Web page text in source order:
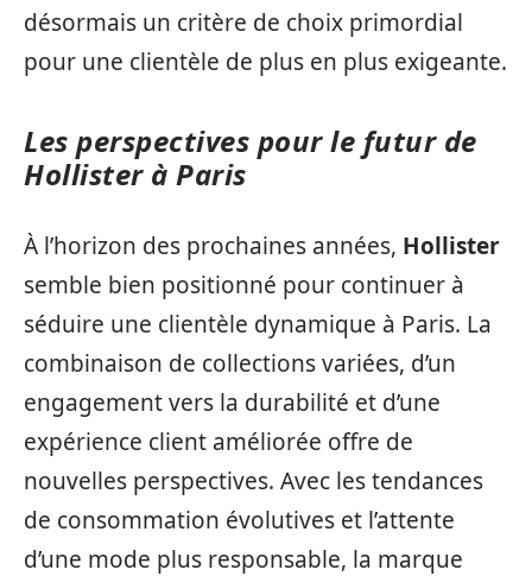
désormais un critère de choix primordial
pour une clientèle de plus en plus exigeante.
Les perspectives pour le futur de
Hollister à Paris
À l’horizon des prochaines années, Hollister
semble bien positionné pour continuer à
séduire une clientèle dynamique à Paris. La
combinaison de collections variées, d’un
engagement vers la durabilité et d’une
expérience client améliorée offre de
nouvelles perspectives. Avec les tendances
de consommation évolutives et l’attente
d’une mode plus responsable, la marque